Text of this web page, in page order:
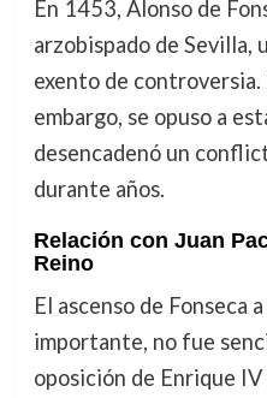
En 1453, Alonso de
arzobispado de Sevilla,
exento de controversia.
embargo, se opuso a
desencadenó un
durante años.
Relación con Juan
Reino
El ascenso de Fonseca
importante, no fue
oposición de Enrique